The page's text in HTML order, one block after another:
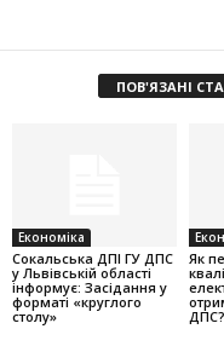
ПОВ'ЯЗАНІ
Економіка
Cокальська ДПІ ГУ ДПС
у Львівській області
інформує: Засідання у
форматі «круглого
столу»
Як
ДПС?